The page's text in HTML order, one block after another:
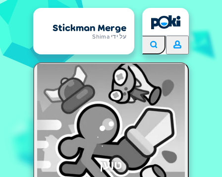
Stickman Merge
על ידי Shima
טוען